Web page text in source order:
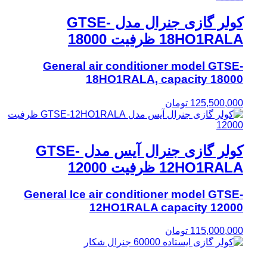
کولر گازی جنرال مدل GTSE-
18HO1RALA ظرفیت 18000
General air conditioner model GTSE-
18HO1RALA, capacity 18000
125,500,000 تومان
کولر گازی جنرال آیس مدل GTSE-
12HO1RALA ظرفیت 12000
General Ice air conditioner model GTSE-
12HO1RALA capacity 12000
115,000,000 تومان